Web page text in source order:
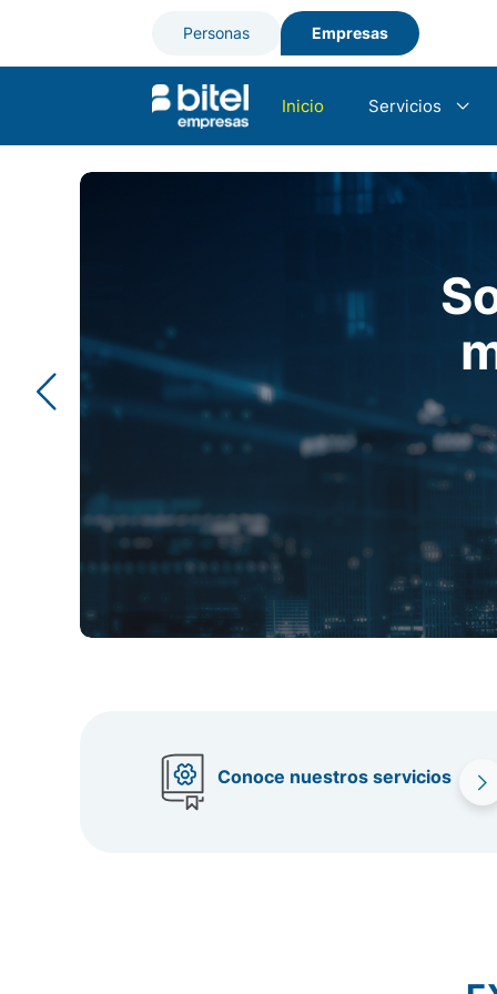
Personas Empresas
Inicio Servicios
Internet dedicado
SMS Multiredes
Telefonía Fija -
Interconexión
Conectividad a
Conoce nuestros servicios